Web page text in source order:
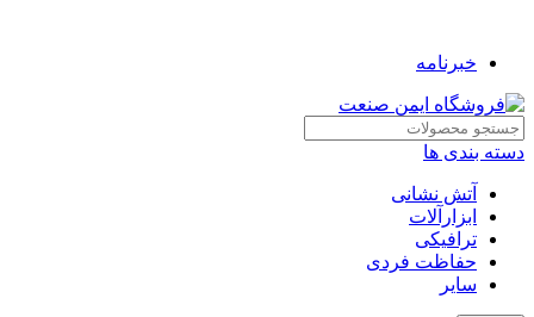
خبرنامه
دسته بندی ها
آتش نشانی
ابزارآلات
ترافیکی
حفاظت فردی
سایر